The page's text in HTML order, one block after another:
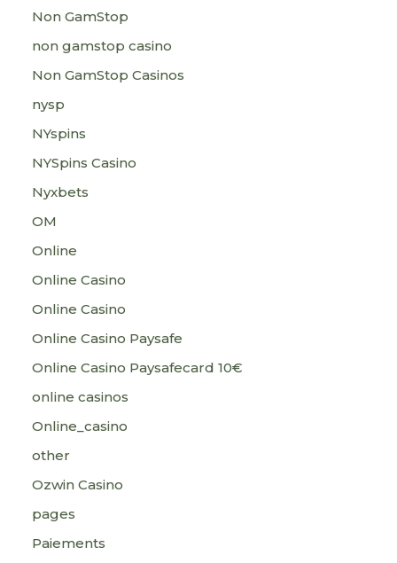
Non GamStop
non gamstop casino
Non GamStop Casinos
nysp
NYspins
NYSpins Casino
Nyxbets
OM
Online
Online Casino
Online Casino
Online Casino Paysafe
Online Casino Paysafecard 10€
online casinos
Online_casino
other
Ozwin Casino
pages
Paiements